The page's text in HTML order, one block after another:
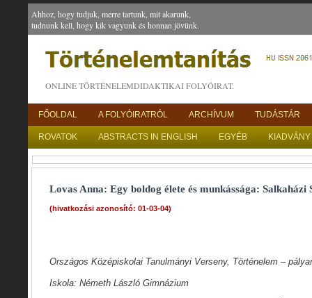
Ahhoz, hogy tudjuk, merre tartunk, mit akarunk,
tudnunk kell, hogy kik vagyunk és honnan jövünk.
ONLINE TÖRTÉNELEMDIDAKTIKAI FOLYÓIRAT.
FŐOLDAL A FOLYÓIRATRÓL ARCHÍVUM TUDÁSTÁR
ROVATOK ABSTRACTS IN ENGLISH EGYÉB
Lovas Anna: Egy boldog élete és munkássága: Salkaházi
(hivatkozási azonosító: 01-03-04)
Országos Középiskolai Tanulmányi Verseny, Történelem –
Iskola: Németh László Gimnázium